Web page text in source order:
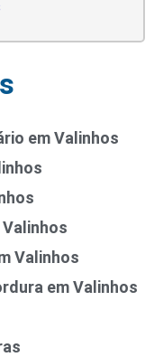
em Valinhos
Valinhos
em Valinhos